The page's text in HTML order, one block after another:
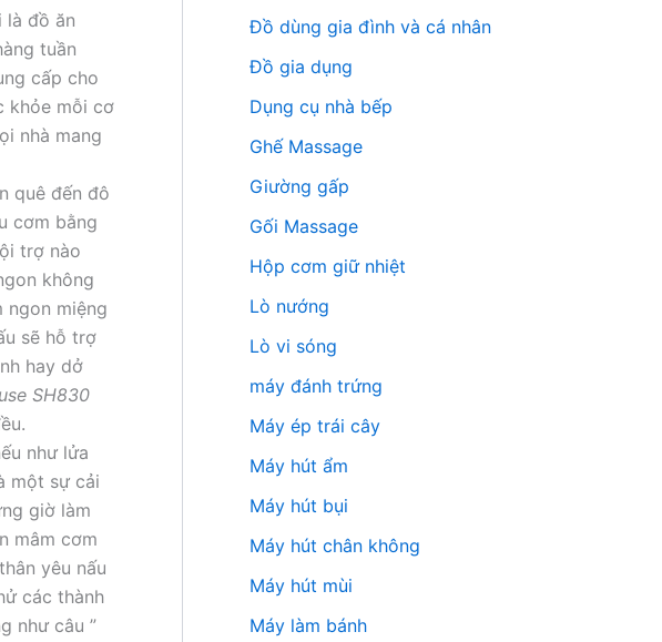
là đồ ăn
tuần
cấp cho
khỏe mỗi cơ
nhà mang
quê đến đô
cơm bằng
trợ nào
không
ngon miệng
sẽ hỗ trợ
hay dở
SH830
như lửa
một sự cải
giờ làm
mâm cơm
yêu nấu
các thành
như câu ”
Đồ dùng gia đình và cá nhân
Đồ gia dụng
Dụng cụ nhà bếp
Ghế Massage
Giường gấp
Gối Massage
Hộp cơm giữ nhiệt
Lò nướng
Lò vi sóng
máy đánh trứng
Máy ép trái cây
Máy hút ẩm
Máy hút bụi
Máy hút chân không
Máy hút mùi
Máy làm bánh